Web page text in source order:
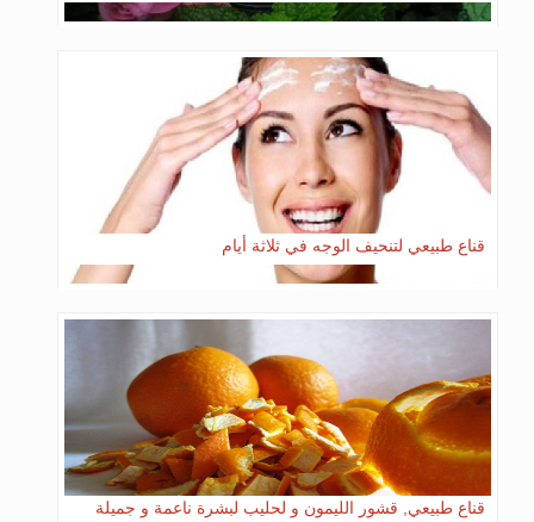
قناع طبيعي لتنحيف الوجه في ثلاثة أيام
قناع طبيعي, قشور الليمون و لحليب لبشرة ناعمة و جميلة